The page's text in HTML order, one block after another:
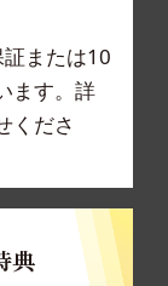
または10
ます。詳
くださ
典